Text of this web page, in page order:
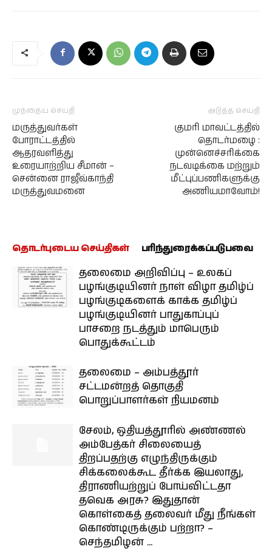
முந்தைய செய்தி
மருத்துவர்கள்
போராட்டத்தில்
ஆதரவளித்து
உரையாற்றிய சீமான் –
சென்னை ராஜீவ்காந்தி
மருத்துவமனை
அடுத்த செய்தி
குமரி மாவட்டத்தில்
தொடர்மழை :
முன்னெச்சரிக்கை
நடவடிக்கை மற்றும்
மீட்புப்பணிகளுக்கு
அணியமாவோம்!
தொடர்புடைய செய்திகள் பரிந்துரைக்கப்படுபவை
தலைமை அறிவிப்பு – உலகப்
பழங்குடியினர் நாள் விழா தமிழ்ப்
பழங்குடிகளைக் காக்க தமிழ்ப்
பழங்குடியினர் பாதுகாப்புப்
பாசறை நடத்தும் மாபெரும்
பொதுக்கூட்டம்
தலைமை – அம்பத்தூர்
சட்டமன்றத் தொகுதி
பொறுப்பாளர்கள் நியமனம்
சேலம், ஒதியத்தூரில் அண்ணல்
அம்பேத்கர் சிலையைத்
திறப்பதற்கு எழுந்திருக்கும்
சிக்கலைக்கூட தீர்க்க இயலாது,
திராணியற்றுப் போய்விட்டதா
தவெக அரசு? இதுதான்
கொள்கைத் தலைவர் மீது நீங்கள்
கொண்டிருக்கும் பற்றா? –
செந்தமிழன் ...